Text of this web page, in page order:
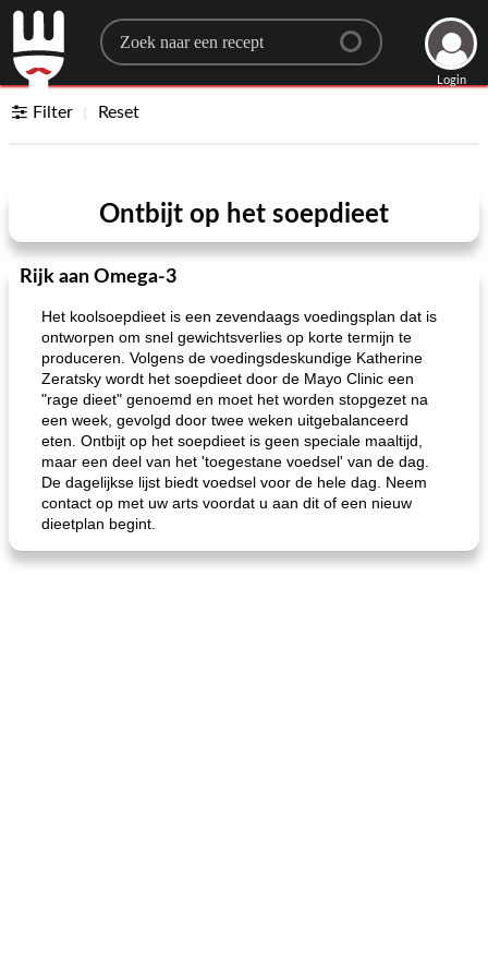
Search for a recipe
Login
Filter Reset
Ontbijt op het soepdieet
Rijk aan Omega-3
Het koolsoepdieet is een zevendaags voedingsplan dat is
ontworpen om snel gewichtsverlies op korte termijn te
produceren. Volgens de voedingsdeskundige Katherine
Zeratsky wordt het soepdieet door de Mayo Clinic een
"rage dieet" genoemd en moet het worden stopgezet na
een week, gevolgd door twee weken uitgebalanceerd
eten. Ontbijt op het soepdieet is geen speciale maaltijd,
maar een deel van het 'toegestane voedsel' van de dag.
De dagelijkse lijst biedt voedsel voor de hele dag. Neem
contact op met uw arts voordat u aan dit of een nieuw
dieetplan begint.